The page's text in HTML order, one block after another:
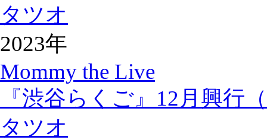
タツオ
2023年
Mommy the Live
『渋谷らくご』12月興行
タツオ